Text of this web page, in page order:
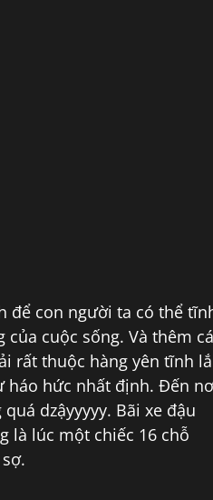
để con người ta có thể
cuộc sống. Và thêm
rất thuộc hàng yên tĩnh
háo hức nhất định. Đến
dzậyyyyy. Bãi xe đậu
là lúc một chiếc 16 chỗ